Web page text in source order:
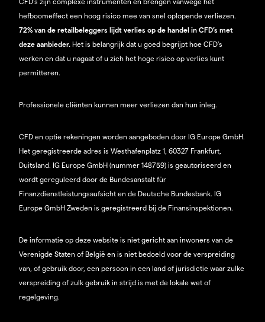
hefboomeffect een hoog risico mee van snel oplopende verliezen.
72% van de retailbeleggers lijdt verlies op de handel in CFD’s met
deze aanbieder. Het is belangrijk dat u goed begrijpt hoe CFD's
werken en dat u nagaat of u zich het hoge risico op verlies kunt
permitteren.
Professionele cliënten kunnen meer verliezen dan hun inleg.
CFD en optie rekeningen worden aangeboden door IG Europe GmbH.
Het geregistreerde adres is Westhafenplatz 1, 60327 Frankfurt,
Duitsland. IG Europe GmbH (nummer 148759) is geautoriseerd en
wordt gereguleerd door de Bundesanstalt für
Finanzdienstleistungsaufsicht en de Deutsche Bundesbank. IG
Europe GmbH Zweden is geregistreerd bij de Finansinspektionen.
De informatie op deze website is niet gericht aan inwoners van de
Verenigde Staten of België en is niet bedoeld voor de verspreiding
van, of gebruik door, een persoon in een land of jurisdictie waar zulke
verspreiding of zulk gebruik in strijd is met de lokale wet of
regelgeving.